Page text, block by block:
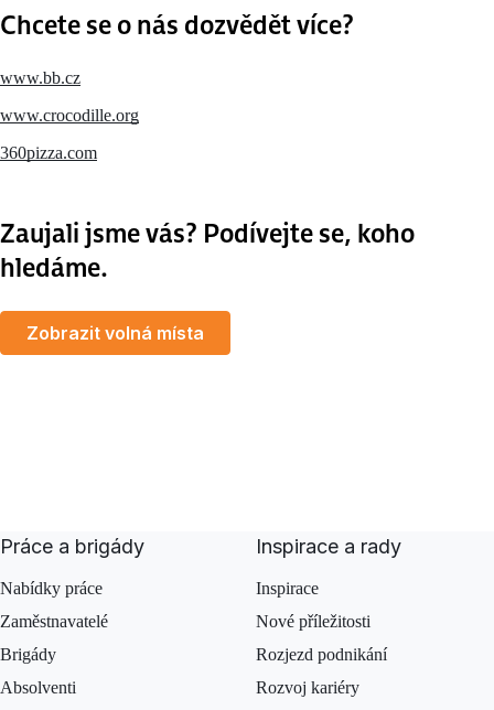
Chcete se o nás dozvědět více?
www.bb.cz
www.crocodille.org
360pizza.com
Zaujali jsme vás? Podívejte se, koho
hledáme.
Zobrazit volná místa
Práce a brigády
Nabídky práce
Zaměstnavatelé
Brigády
Absolventi
Inspirace a rady
Inspirace
Nové příležitosti
Rozjezd podnikání
Rozvoj kariéry